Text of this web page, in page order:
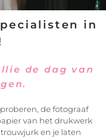
in
de dag van
de fotograaf
van het drukwerk
en je laten